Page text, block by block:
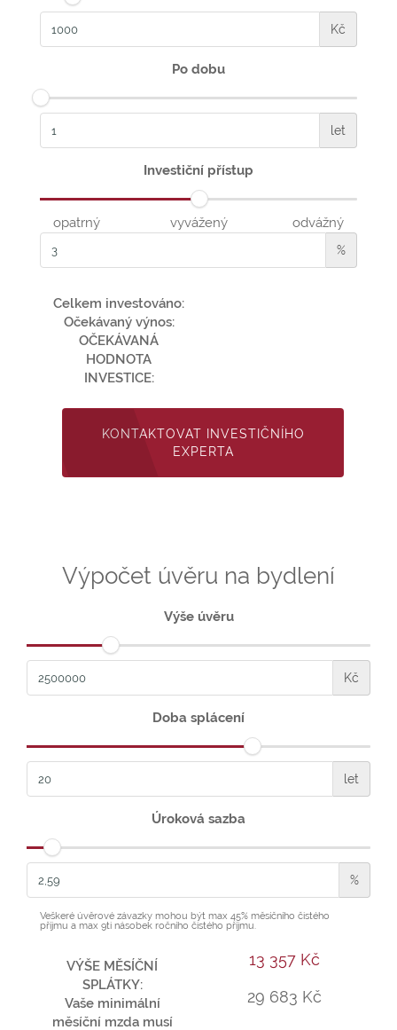
Kč
Po dobu
let
Investiční přístup
opatrný vyvážený odvážný
%
Celkem investováno:
Očekávaný výnos:
OČEKÁVANÁ
HODNOTA
INVESTICE:
KONTAKTOVAT INVESTIČNÍHO
EXPERTA
Výpočet úvěru na bydlení
Výše úvěru
Kč
Doba splácení
let
Úroková sazba
%
Veškeré úvěrové závazky mohou být max 45% měsíčního čistého
příjmu a max 9ti násobek ročního čistého příjmu.
VÝŠE MĚSÍČNÍ
SPLÁTKY:
13 357 Kč
Vaše minimální
měsíční mzda musí
29 683 Kč